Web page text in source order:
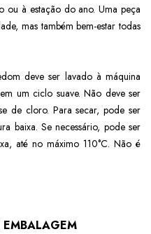
ou à estação do ano. Uma peça
mas também bem-estar todas
deve ser lavado à máquina
um ciclo suave. Não deve ser
de cloro. Para secar, pode ser
baixa. Se necessário, pode ser
até no máximo 110°C. Não é